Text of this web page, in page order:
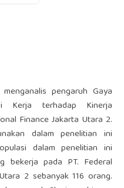
pengaruh Gaya
Kerja terhadap Kinerja
Finance Jakarta Utara 2.
dalam penelitian ini
dalam penelitian ini
bekerja pada PT. Federal
2 sebanyak 116 orang.